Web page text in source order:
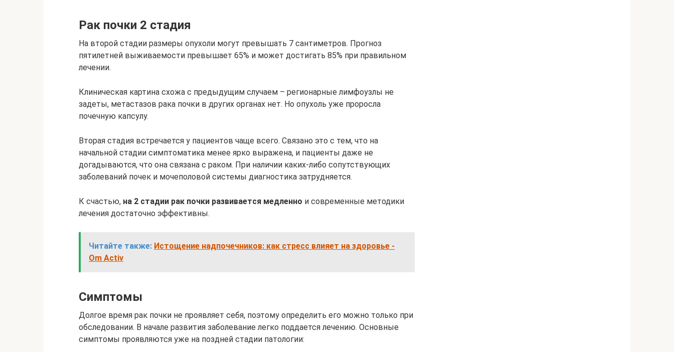
Рак почки 2 стадия
На второй стадии размеры опухоли могут превышать 7 сантиметров. Прогноз
пятилетней выживаемости превышает 65% и может достигать 85% при правильном
лечении.
Клиническая картина схожа с предыдущим случаем – регионарные лимфоузлы не
задеты, метастазов рака почки в других органах нет. Но опухоль уже проросла
почечную капсулу.
Вторая стадия встречается у пациентов чаще всего. Связано это с тем, что на
начальной стадии симптоматика менее ярко выражена, и пациенты даже не
догадываются, что она связана с раком. При наличии каких-либо сопутствующих
заболеваний почек и мочеполовой системы диагностика затрудняется.
К счастью, на 2 стадии рак почки развивается медленно и современные методики
лечения достаточно эффективны.
Читайте также: Истощение надпочечников: как стресс влияет на здоровье -
Om Activ
Симптомы
Долгое время рак почки не проявляет себя, поэтому определить его можно только при
обследовании. В начале развития заболевание легко поддается лечению. Основные
симптомы проявляются уже на поздней стадии патологии: